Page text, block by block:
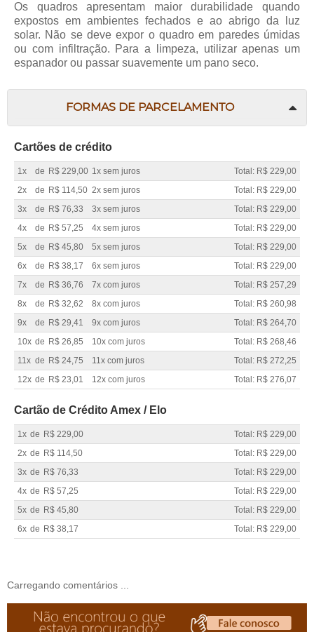
Os quadros apresentam maior durabilidade quando
expostos em ambientes fechados e ao abrigo da luz
solar. Não se deve expor o quadro em paredes úmidas
ou com infiltração. Para a limpeza, utilizar apenas um
espanador ou passar suavemente um pano seco.
FORMAS DE PARCELAMENTO
Cartões de crédito
1x de R$ 229,00 1x sem juros
Total: R$ 229,00
2x
de R$ 114,50 2x sem juros
Total: R$ 229,00
3x
de R$ 76,33 3x sem juros
Total: R$ 229,00
4x
de R$ 57,25 4x sem juros
Total: R$ 229,00
5x
de R$ 45,80 5x sem juros
Total: R$ 229,00
6x
de R$ 38,17 6x sem juros
Total: R$ 229,00
7x
de R$ 36,76 7x com juros
Total: R$ 257,29
8x
de R$ 32,62 8x com juros
Total: R$ 260,98
9x
de R$ 29,41 9x com juros
Total: R$ 264,70
10x de R$ 26,85 10x com juros
Total: R$ 268,46
11x de R$ 24,75 11x com juros
Total: R$ 272,25
12x de R$ 23,01 12x com juros Total: R$ 276,07
Cartão de Crédito Amex / Elo
1x de R$ 229,00
Total: R$ 229,00
2x de R$ 114,50
Total: R$ 229,00
3x de R$ 76,33
Total: R$ 229,00
4x de R$ 57,25
Total: R$ 229,00
5x de R$ 45,80
Total: R$ 229,00
6x de R$ 38,17 Total: R$ 229,00
Carregando comentários ...